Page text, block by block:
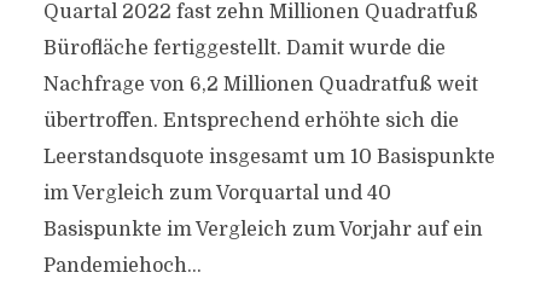
Quartal 2022 fast zehn Millionen Quadratfuß
Bürofläche fertiggestellt. Damit wurde die
Nachfrage von 6,2 Millionen Quadratfuß weit
übertroffen. Entsprechend erhöhte sich die
Leerstandsquote insgesamt um 10 Basispunkte
im Vergleich zum Vorquartal und 40
Basispunkte im Vergleich zum Vorjahr auf ein
Pandemiehoch...